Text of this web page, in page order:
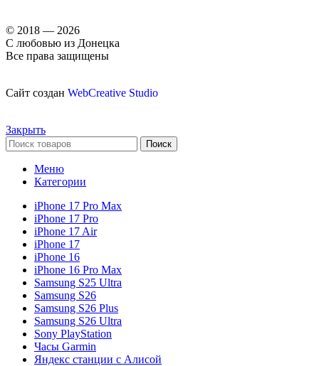
© 2018 — 2026
С любовью из Донецка
Все права защищены
Сайт создан WebCreative Studio
Закрыть
Поиск
Меню
Категории
iPhone 17 Pro Max
iPhone 17 Pro
iPhone 17 Air
iPhone 17
iPhone 16
iPhone 16 Pro Max
Samsung S25 Ultra
Samsung S26
Samsung S26 Plus
Samsung S26 Ultra
Sony PlayStation
Часы Garmin
Яндекс станции с Алисой